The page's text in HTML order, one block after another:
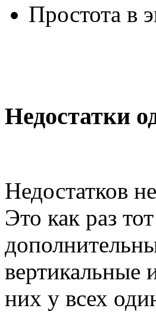
Простота в
Недостатки
Недостатков
Это как раз
вертикальные
них у всех